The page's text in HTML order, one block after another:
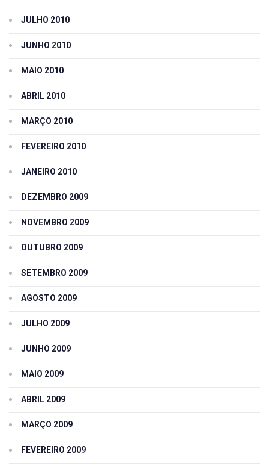
JULHO 2010
JUNHO 2010
MAIO 2010
ABRIL 2010
MARÇO 2010
FEVEREIRO 2010
JANEIRO 2010
DEZEMBRO 2009
NOVEMBRO 2009
OUTUBRO 2009
SETEMBRO 2009
AGOSTO 2009
JULHO 2009
JUNHO 2009
MAIO 2009
ABRIL 2009
MARÇO 2009
FEVEREIRO 2009